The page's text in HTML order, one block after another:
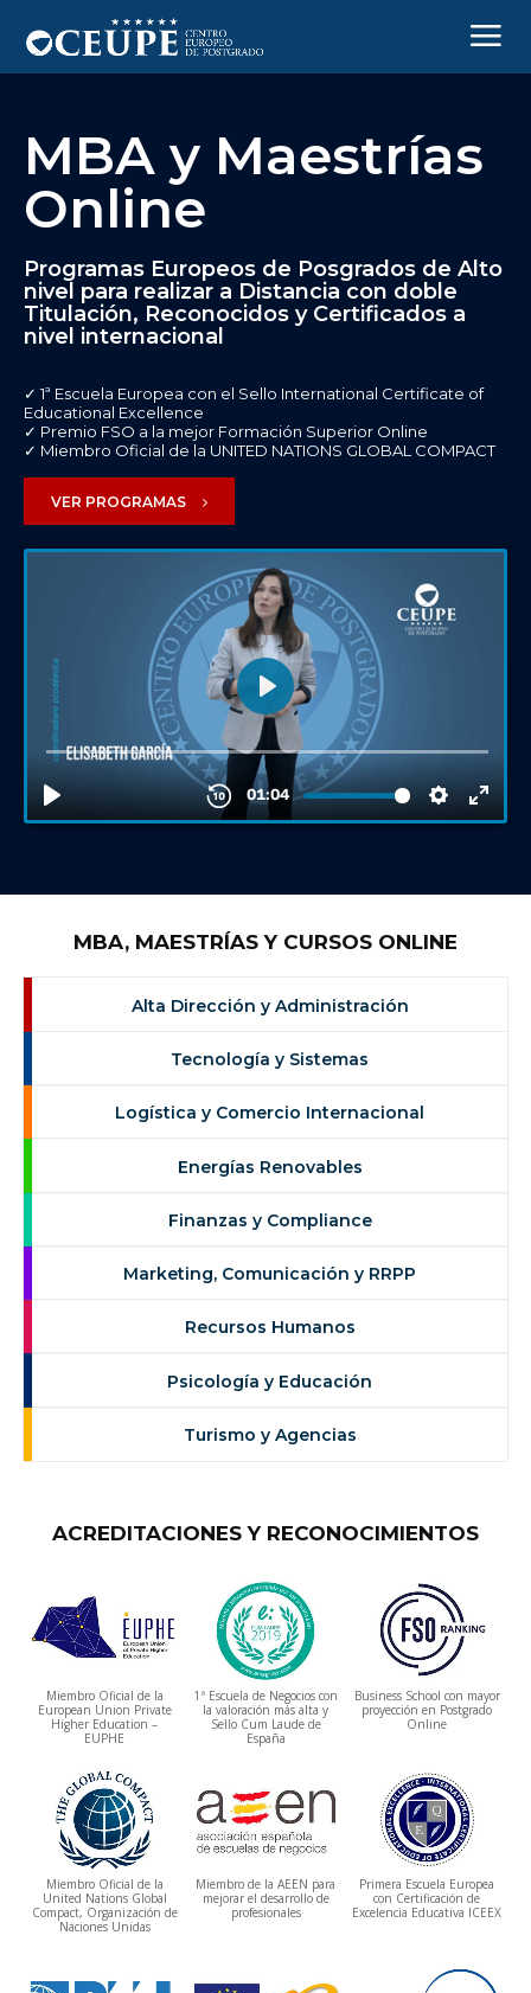
MBA y Maestrías
Online
Programas Europeos de Posgrados de Alto
nivel para realizar a Distancia con doble
Titulación, Reconocidos y Certificados a
nivel internacional
✓ 1ª Escuela Europea con el Sello International Certificate of
Educational Excellence
✓ Premio FSO a la mejor Formación Superior Online
✓ Miembro Oficial de la UNITED NATIONS GLOBAL COMPACT
VER PROGRAMAS
MBA, MAESTRÍAS Y CURSOS ONLINE
Alta Dirección y Administración
Tecnología y Sistemas
Logística y Comercio Internacional
Energías Renovables
Finanzas y Compliance
Marketing, Comunicación y RRPP
Recursos Humanos
Psicología y Educación
Turismo y Agencias
ACREDITACIONES Y RECONOCIMIENTOS
Miembro Oficial de la
European Union Private
Higher Education –
EUPHE
1ª Escuela de Negocios con
la valoración más alta y
Sello Cum Laude de
España
Business School con mayor
proyección en Postgrado
Online
Miembro Oficial de la
United Nations Global
Compact, Organización de
Naciones Unidas
Miembro de la AEEN para
mejorar el desarrollo de
profesionales
Primera Escuela Europea
con Certificación de
Excelencia Educativa ICEEX